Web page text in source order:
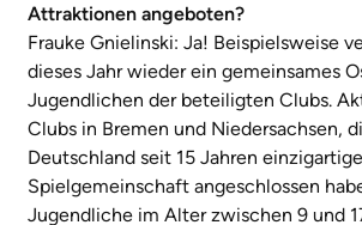
Attraktionen angeboten?
Frauke Gnielinski: Ja! Beispielsweise
dieses Jahr wieder ein gemeinsames
Jugendlichen der beteiligten Clubs.
Clubs in Bremen und Niedersachsen,
Deutschland seit 15 Jahren
Spielgemeinschaft angeschlossen
Jugendliche im Alter zwischen 9 und